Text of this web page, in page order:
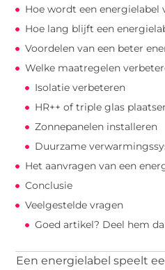
Hoe wordt een energielabel
Hoe lang blijft een
Voordelen van een beter
Welke maatregelen
Isolatie verbeteren
HR++ of triple glas
Zonnepanelen installeren
Duurzame
Het aanvragen van een
Conclusie
Veelgestelde vragen
Goed artikel? Deel hem
Een energielabel speelt